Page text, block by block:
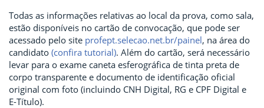
Todas as informações relativas ao local da prova, como sala,
estão disponíveis no cartão de convocação, que pode ser
acessado pelo site profept.selecao.net.br/painel, na área do
candidato (confira tutorial). Além do cartão, será necessário
levar para o exame caneta esferográfica de tinta preta de
corpo transparente e documento de identificação oficial
original com foto (incluindo CNH Digital, RG e CPF Digital e
E-Título).